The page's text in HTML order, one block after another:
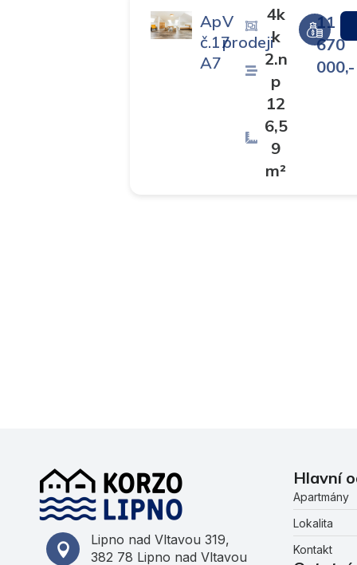
Ap
č.17
A7
V
prodeji
4k
k
2.n
p
12
6,5
9
m²
11
670
000,-
Lipno nad Vltavou 319,
382 78 Lipno nad Vltavou
Hlavní
Apartmány
Lokalita
Kontakt